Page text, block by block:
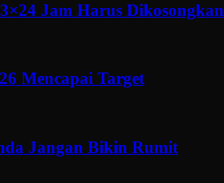
Jam Harus Dikosongkan
Mencapai Target
Jangan Bikin Rumit